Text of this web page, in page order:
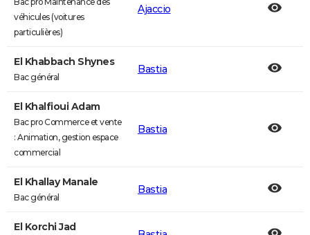
véhicules (voitures
particulières)
Ajaccio
El Khabbach Shynes
Bac général
Bastia
El Khalfioui Adam
Bac pro Commerce et vente
: Animation, gestion espace
commercial
Bastia
El Khallay Manale
Bac général
Bastia
El Korchi Jad